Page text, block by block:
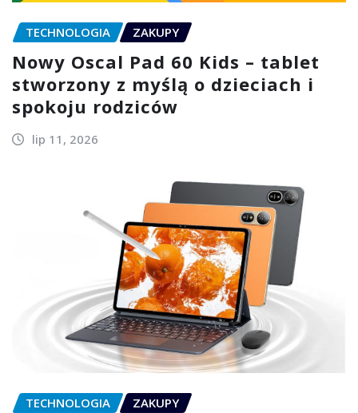
TECHNOLOGIA ZAKUPY
Nowy Oscal Pad 60 Kids – tablet
stworzony z myślą o dzieciach i
spokoju rodziców
lip 11, 2026
TECHNOLOGIA ZAKUPY